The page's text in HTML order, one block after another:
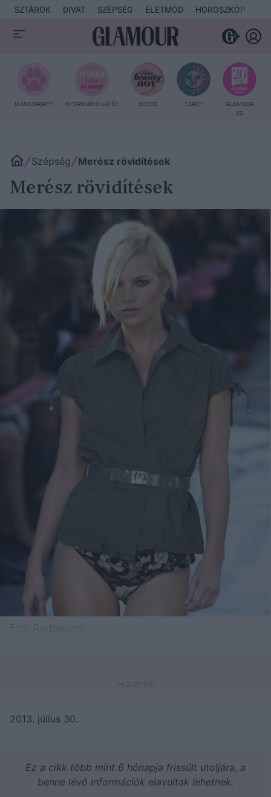
SZTÁROK DIVAT SZÉPSÉG ÉLETMÓD HOROSZKÓP
MANCSPARTY NYEREMÉNYJÁTÉK SYOSS TAROT
GLAMOUR
20
Szépség Merész rövidítések
Merész rövidítések
2013. július 30.
Ez a cikk több mint 6 hónapja frissült utoljára, a
benne lévő információk elavultak lehetnek.